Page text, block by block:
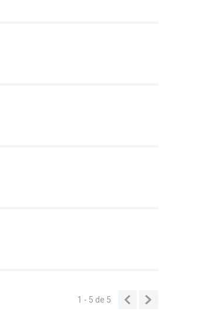
1 - 5 de 5